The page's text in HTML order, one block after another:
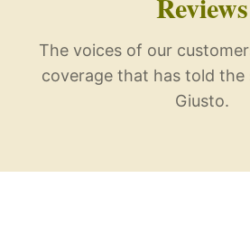
The voices of our
coverage that has told the
Giusto.